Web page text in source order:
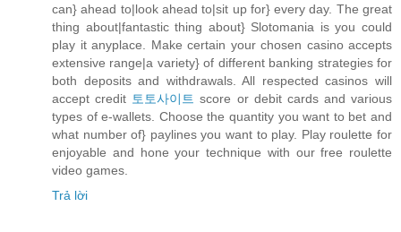
can} ahead to|look ahead to|sit up for} every day. The great
thing about|fantastic thing about} Slotomania is you could
play it anyplace. Make certain your chosen casino accepts
extensive range|a variety} of different banking strategies for
both deposits and withdrawals. All respected casinos will
accept credit 토토사이트 score or debit cards and various
types of e-wallets. Choose the quantity you want to bet and
what number of} paylines you want to play. Play roulette for
enjoyable and hone your technique with our free roulette
video games.
Trả lời